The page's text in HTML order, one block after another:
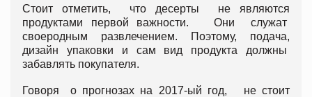
Стоит отметить, что десерты не являются
продуктами первой важности. Они служат
своеродным развлечением. Поэтому, подача,
дизайн упаковки и сам вид продукта должны
забавлять покупателя.
Говоря о прогнозах на 2017-ый год, не стоит